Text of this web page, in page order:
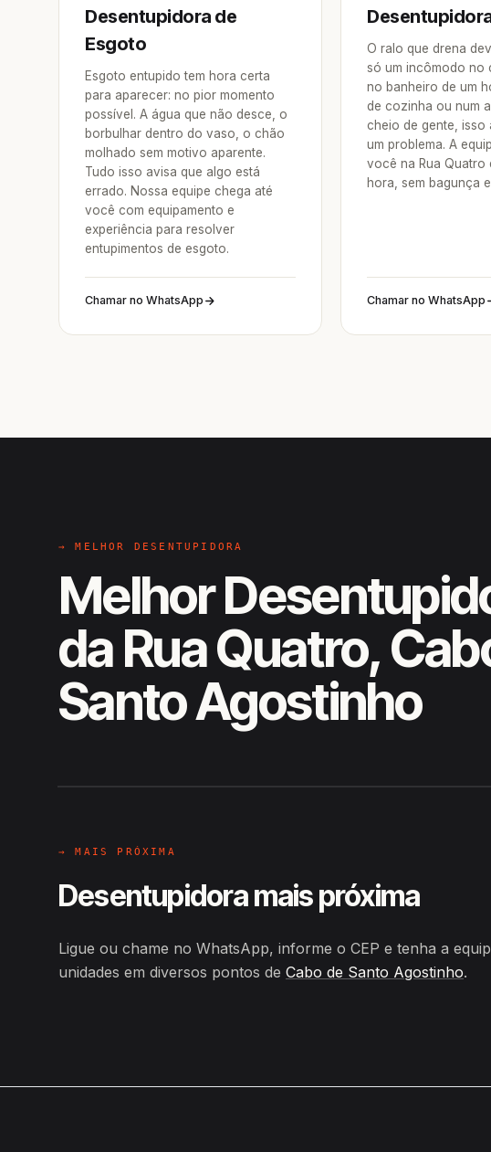
Desentupidora de
Esgoto
Esgoto entupido tem hora certa
para aparecer: no pior momento
possível. A água que não desce, o
borbulhar dentro do vaso, o chão
molhado sem motivo aparente.
Tudo isso avisa que algo está
errado. Nossa equipe chega até
você com equipamento e
experiência para resolver
entupimentos de esgoto.
Chamar no WhatsApp
O ralo que drena
só um incômodo no
no banheiro de um
de cozinha ou num
cheio de gente, isso
um problema. A
você na Rua Quatro
hora, sem bagunça
Chamar no WhatsApp
→ MELHOR DESENTUPIDORA
Melhor
da Rua Quatro,
Santo Agostinho
EM CAMPO
→ MAIS PRÓXIMA
Desentupidora mais próxima
Ligue ou chame no WhatsApp, informe o CEP e tenha a
unidades em diversos pontos de Cabo de Santo Agostinho.